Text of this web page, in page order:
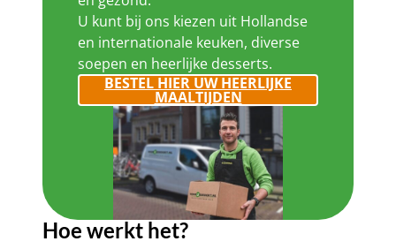
U kunt bij ons kiezen uit Hollandse
en internationale keuken, diverse
soepen en heerlijke desserts.
BESTEL HIER UW HEERLIJKE
MAALTIJDEN
Hoe werkt het?